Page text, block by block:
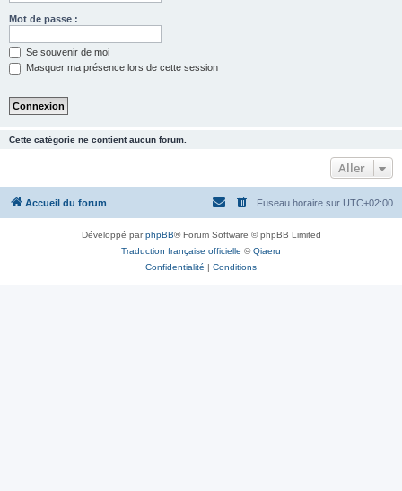
Mot de passe :
Se souvenir de moi
Masquer ma présence lors de cette session
Cette catégorie ne contient aucun forum.
Aller
Accueil du forum Fuseau horaire sur UTC+02:00
Développé parphpBB® Forum Software © phpBB Limited
Traduction française officielle ©Qiaeru
Confidentialité | Conditions